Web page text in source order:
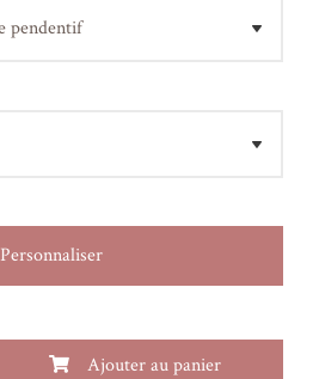
Personnaliser
Ajouter au panier